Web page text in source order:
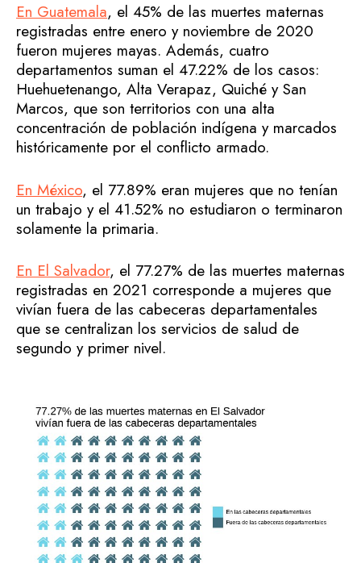
En Guatemala, el 45% de las muertes maternas
registradas entre enero y noviembre de 2020
fueron mujeres mayas. Además, cuatro
departamentos suman el 47.22% de los casos:
Huehuetenango, Alta Verapaz, Quiché y San
Marcos, que son territorios con una alta
concentración de población indígena y marcados
históricamente por el conflicto armado.
En México, el 77.89% eran mujeres que no tenían
un trabajo y el 41.52% no estudiaron o terminaron
solamente la primaria.
En El Salvador, el 77.27% de las muertes maternas
registradas en 2021 corresponde a mujeres que
vivían fuera de las cabeceras departamentales
que se centralizan los servicios de salud de
segundo y primer nivel.